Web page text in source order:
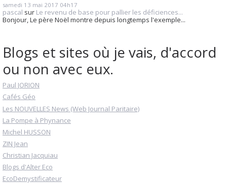
samedi 13 mai 2017 04h17
pascal sur Le revenu de base pour pallier les déficiences...
Bonjour, Le père Noël montre depuis longtemps l'exemple...
Blogs et sites où je vais, d'accord
ou non avec eux.
Paul JORION
Cafés Géo
Les NOUVELLES News (Web Journal Paritaire)
La Pompe à Phynance
Michel HUSSON
ZIN Jean
Christian Jacquiau
Blogs d'Alter Eco
EcoDemystificateur